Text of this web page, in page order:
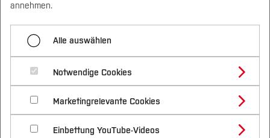
Studium
Studienangebote
Bachelorstudiengänge
Masterstudiengänge
Vor dem Studium
Bewerben & Einschreiben
Bewerbungsportal
Im Studium
Studienbüros und Prüfungen
Nach dem Studium
Forschung & Transfer
Profil
Forschungs- und Transferprofil
Schwerpunkte (FuT)
Beratung & Förderung
Nachhaltigkeit
Nachhaltigkeit studieren
International
Schnupperangebote für Schüler*innen
Girls' Day am CVH
Tag der offenen Tür am CVH
Studienberatung
Angebote für Schulen
annehmen.
Alle auswählen
Notwendige Cookies
Marketingrelevante Cookies
Einbettung YouTube-Videos